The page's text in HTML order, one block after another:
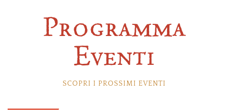
Programma
Eventi
SCOPRI I PROSSIMI EVENTI